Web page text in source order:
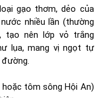
gạo thơm, dẻo của
nhiều lần (thường
tạo nên lớp vỏ trắng
lụa, mang vị ngọt tự
tôm sông Hội An)